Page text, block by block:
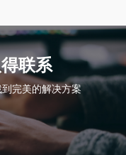
联系
完美的解决方案